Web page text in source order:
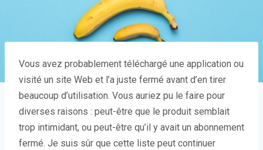
Vous avez probablement téléchargé une application ou
visité un site Web et l’a juste fermé avant d’en tirer
beaucoup d’utilisation. Vous auriez pu le faire pour
diverses raisons : peut-être que le produit semblait
trop intimidant, ou peut-être qu’il y avait un abonnement
fermé. Je suis sûr que cette liste peut continuer